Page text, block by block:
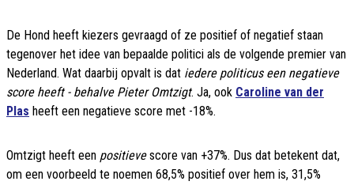
De Hond heeft kiezers gevraagd of ze positief of negatief staan
tegenover het idee van bepaalde politici als de volgende premier van
Nederland. Wat daarbij opvalt is dat iedere politicus een negatieve
score heeft - behalve Pieter Omtzigt. Ja, ook Caroline van der
Plas heeft een negatieve score met -18%.
Omtzigt heeft een positievescore van +37%. Dus dat betekent dat,
om een voorbeeld te noemen 68,5% positief over hem is, 31,5%